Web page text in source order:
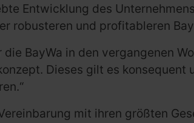
Entwicklung des
robusteren und profitableren
BayWa in den vergangenen
Dieses gilt es konsequent
mit ihren größten